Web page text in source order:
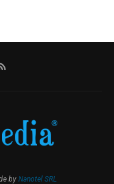
by Nanotel SRL